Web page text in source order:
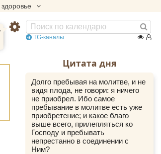
TG-каналы
Цитата дня
Долго пребывая на молитве, и не
видя плода, не говори: я ничего
не приобрел. Ибо самое
пребывание в молитве есть уже
приобретение; и какое благо
выше всего, прилепляться ко
Господу и пребывать
непрестанно в соединении с
Ним?